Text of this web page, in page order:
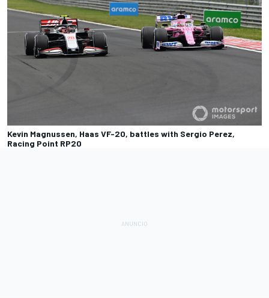
Kevin Magnussen, Haas VF-20, battles with Sergio Perez,
Racing Point RP20